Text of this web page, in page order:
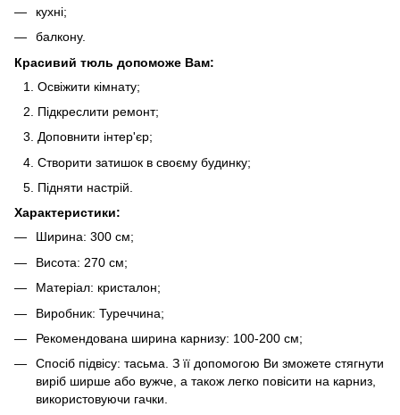
кухні;
балкону.
Красивий тюль допоможе Вам:
Освіжити кімнату;
Підкреслити ремонт;
Доповнити інтер'єр;
Створити затишок в своєму будинку;
Підняти настрій.
Характеристики:
Ширина: 300 см;
Висота: 270 см;
Матеріал: кристалон;
Виробник: Туреччина;
Рекомендована ширина карнизу: 100-200 см;
Спосіб підвісу: тасьма. З її допомогою Ви зможете стягнути
виріб ширше або вужче, а також легко повісити на карниз,
використовуючи гачки.